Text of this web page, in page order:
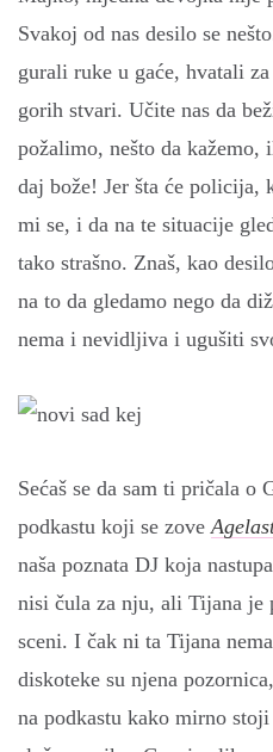
Svakoj od nas desilo se
gurali ruke u gaće, hvatali
gorih stvari. Učite nas da
požalimo, nešto da
daj bože! Jer šta će
mi se, i da na te situacije
tako strašno. Znaš, kao
na to da gledamo nego da
nema i nevidljiva i ugušiti
Sećaš se da sam ti pričala o
podkastu koji se zove
naša poznata DJ koja
nisi čula za nju, ali Tijana je
sceni. I čak ni ta Tijana
diskoteke su njena
na podkastu kako mirno